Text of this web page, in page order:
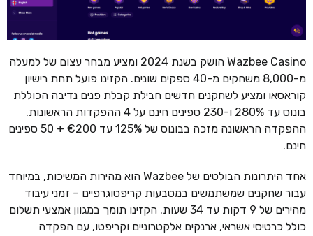
Wazbee Casino הושק בשנת 2024 ומציע מבחר עצום של למעלה
מ-8,000 משחקים מ-40 ספקים שונים. הקזינו פועל תחת רישיון
קוראסאו ומציע לשחקנים חדשים חבילת קבלת פנים נדיבה הכוללת
בונוס עד 280% ו-230 ספינים חינם על 4 ההפקדות הראשונות.
ההפקדה הראשונה מזכה בבונוס של 125% עד €200 + 50 ספינים
חינם.
אחד היתרונות הבולטים של Wazbee הוא מהירות המשיכות, במיוחד
עבור שחקנים שמשתמשים במטבעות קריפטוגרפיים – זמני עיבוד
מהירים של 9 דקות עד 34 שעות. הקזינו תומך במגוון אמצעי תשלום
כולל כרטיסי אשראי, ארנקים אלקטרוניים וקריפטו, עם הפקדה